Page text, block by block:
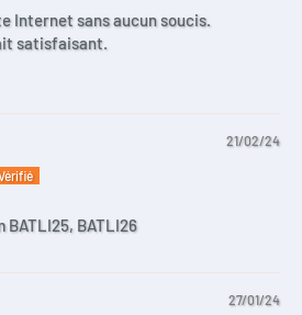
Internet sans aucun soucis.
satisfaisant.
21/02/24
BATLI25, BATLI26
27/01/24